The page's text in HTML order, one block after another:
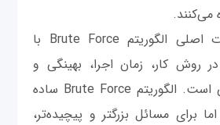
می‌کنند.
به طور کلی، تفاوت اصلی الگوریتم Brute Force با
روش کار، زمان اجرا، بهینگی و
پیچیدگی محاسباتی است. الگوریتم Brute Force ساده
برای مسائل بزرگتر و پیچیده‌تر،